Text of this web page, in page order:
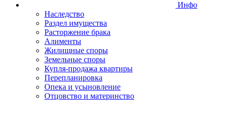
Инфо
Наследство
Раздел имущества
Расторжение брака
Алименты
Жилищные споры
Земельные споры
Купля-продажа квартиры
Перепланировка
Опека и усыновление
Отцовство и материнство